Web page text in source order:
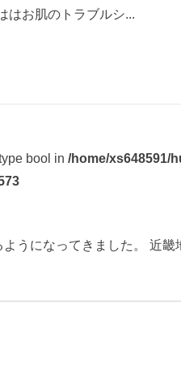
はお肌のトラブルシ...
bool in /home/xs648591/
うになってきました。 近